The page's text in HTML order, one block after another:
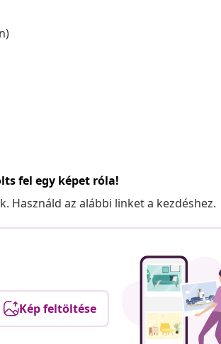
fel egy képet róla!
Használd az alábbi linket a kezdéshez.
Kép feltöltése